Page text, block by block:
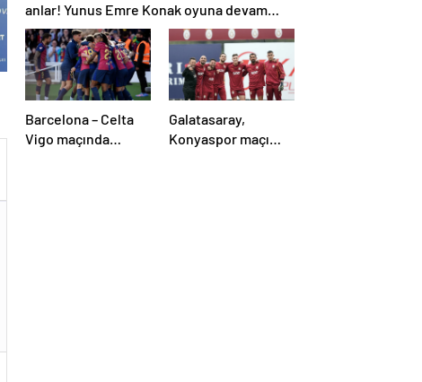
anlar! Yunus Emre Konak oyuna devam
edemedi…
Barcelona – Celta
Vigo maçında
Galatasaray,
Konyaspor maçı